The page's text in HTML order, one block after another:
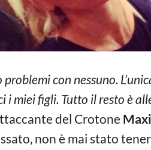
problemi con nessuno.
i miei figli. Tutto il resto è
del Crotone
non è mai stato